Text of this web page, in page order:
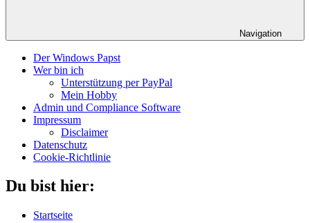
Navigation
Der Windows Papst
Wer bin ich
Unterstützung per PayPal
Mein Hobby
Admin und Compliance Software
Impressum
Disclaimer
Datenschutz
Cookie-Richtlinie
Du bist hier:
Startseite